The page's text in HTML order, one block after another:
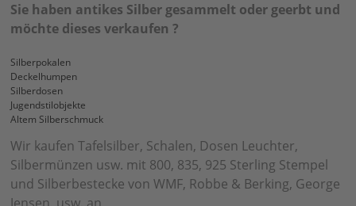
Sie haben antikes Silber gesammelt oder geerbt und
möchte dieses verkaufen ?
Silberpokalen
Deckelhumpen
Silberdosen
Jugendstilobjekte
Altem Silberschmuck
Wir kaufen Tafelsilber, Schalen, Dosen Leuchter,
Silbermünzen usw. mit 800, 835, 925 Sterling Stempel
und Silberbestecke von WMF, Robbe & Berking, George